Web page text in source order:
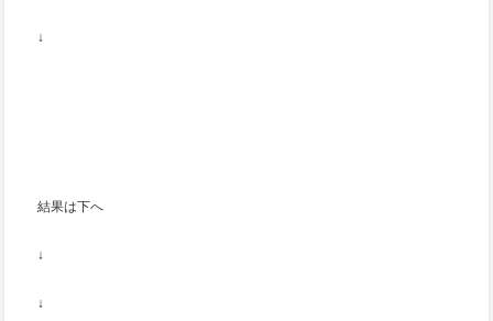
↓
結果は下へ
↓
↓